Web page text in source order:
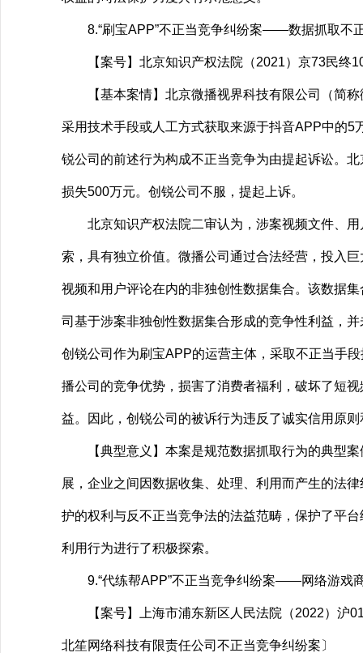
8.“刷宝APP”不正当竞争纠纷案——数据抓取不
【案号】北京知识产权法院（2021）京73民终
【基本案情】北京微播视界科技有限公司（简称
采用技术手段或人工方式获取来源于抖音APP中的
锐公司的前述行为构成不正当竞争为由提起诉讼。
损失500万元。创锐公司不服，提起上诉。
北京知识产权法院二审认为，涉案视频文件、用
索，具有独立价值。微播公司通过合法经营，投入
视频和用户评论在内的非独创性数据集合。该数据
司基于涉案非独创性数据集合形成的竞争性利益，
创锐公司作为刷宝APP的运营主体，采取不正当手
播公司的竞争优势，损害了消费者福利，破坏了短
益。因此，创锐公司的被诉行为违反了诚实信用原
【典型意义】本案是规范数据抓取行为的典型案
展，企业之间因数据收集、处理、利用而产生的法
护的权利与反不正当竞争法的法益范畴，保护了平
利用行为进行了积极探索。
9.“代练帮APP”不正当竞争纠纷案——网络游戏
【案号】上海市浦东新区人民法院（2022）沪
北笙网络科技有限责任公司不正当竞争纠纷案〕